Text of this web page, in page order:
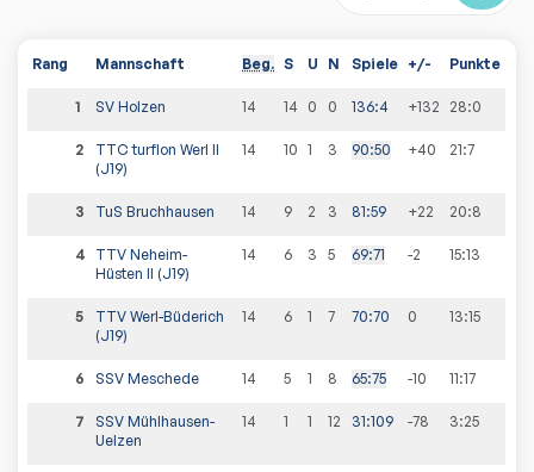
Rang Mannschaft Beg. S U N Spiele +/- Punkte
1 SV Holzen 14 14 0 0 136:4 +132 28:0
2
TTC turflon Werl II
(J19)
14 10 1 3 90:50 +40 21:7
3 TuS Bruchhausen 14 9 2 3 81:59 +22 20:8
4
TTV Neheim-
Hüsten II (J19)
14 6 3 5 69:71 -2 15:13
5
TTV Werl-Büderich
(J19)
14 6 1 7 70:70 0 13:15
6 SSV Meschede 14 5 1 8 65:75 -10 11:17
7
SSV Mühlhausen-
Uelzen
14 1 1 12 31:109 -78 3:25